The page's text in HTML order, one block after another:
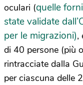
oculari (quelle
state validate
per le migrazioni),
di 40 persone (più
rintracciate dalla
per ciascuna delle